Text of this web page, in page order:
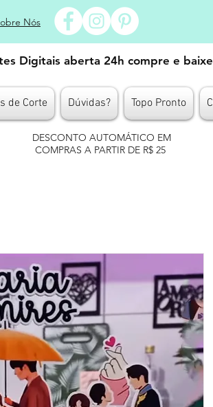
Nós
Digitais aberta 24h compre e
de Corte Dúvidas? Topo Pronto
DESCONTO AUTOMÁTICO EM
COMPRAS A PARTIR DE R$ 25